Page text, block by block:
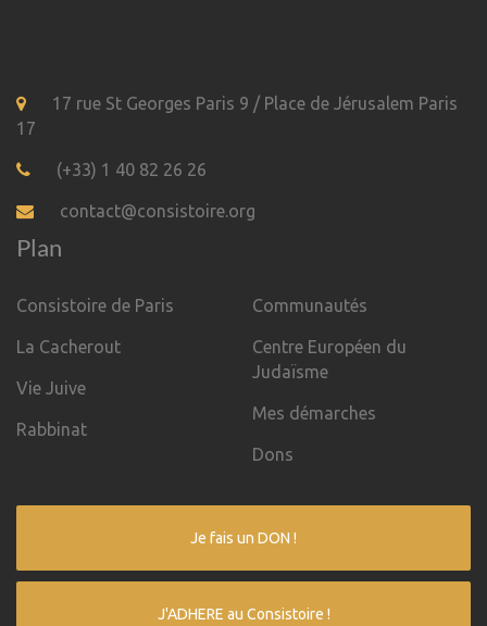
17 rue St Georges Paris 9 / Place de Jérusalem Paris
17
(+33) 1 40 82 26 26
contact@consistoire.org
Plan
Consistoire de Paris
La Cacherout
Vie Juive
Rabbinat
Communautés
Centre Européen du
Judaïsme
Mes démarches
Dons
Je fais un DON !
J'ADHERE au Consistoire !